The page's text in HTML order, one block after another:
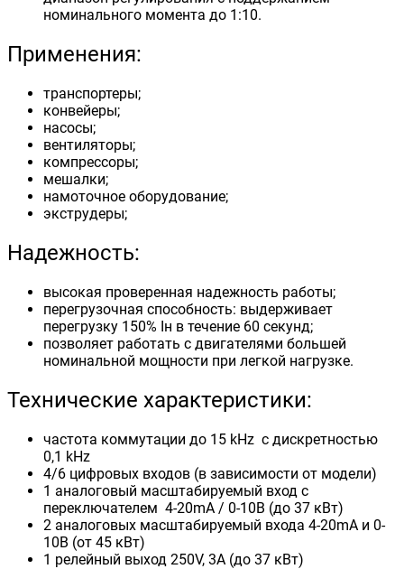
номинального момента до 1:10.
Применения:
транспортеры;
конвейеры;
насосы;
вентиляторы;
компрессоры;
мешалки;
намоточное оборудование;
экструдеры;
Надежность:
высокая проверенная надежность работы;
перегрузочная способность: выдерживает
перегрузку 150% Iн в течение 60 секунд;
позволяет работать с двигателями большей
номинальной мощности при легкой нагрузке.
Технические характеристики:
частота коммутации до 15 kHz с дискретностью
0,1 kHz
4/6 цифровых входов (в зависимости от модели)
1 аналоговый масштабируемый вход с
переключателем 4-20mA / 0-10B (до 37 кВт)
2 аналоговых масштабируемый входа 4-20mA и 0-
10В (от 45 кВт)
1 релейный выход 250V, 3A (до 37 кВт)